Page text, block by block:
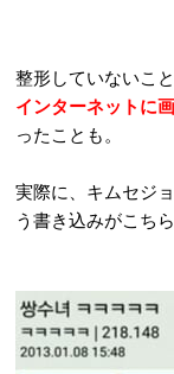
整形していないこ
インターネットに
ったことも。
実際に、キムセジ
う書き込みがこちら